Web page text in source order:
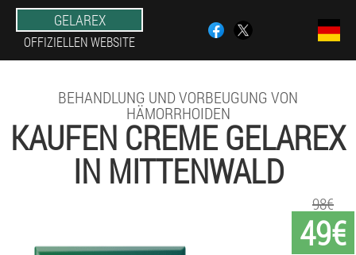
GELAREX
OFFIZIELLEN WEBSITE
BEHANDLUNG UND VORBEUGUNG VON
HÄMORRHOIDEN
KAUFEN CREME GELAREX
IN MITTENWALD
49€
98€